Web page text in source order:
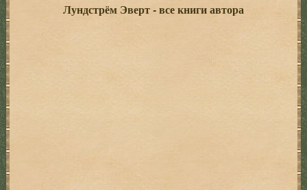
Лундстрём Эверт - все книги автора